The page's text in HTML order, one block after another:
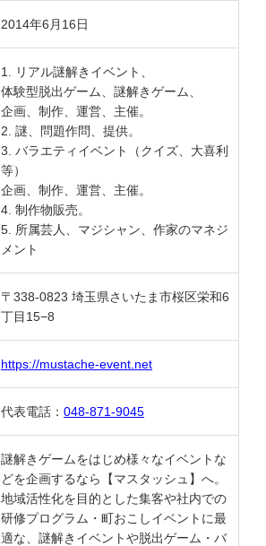
2014年6月16日
リアル謎解きイベント、
体験型脱出ゲーム、謎解きゲーム、
企画、制作、運営、主催。
謎、問題作問、提供。
バラエティイベント（クイズ、大喜利
等）
企画、制作、運営、主催。
制作物販売。
所属芸人、マジシャン、作家のマネジ
メント
〒338-0823 埼玉県さいたま市桜区栄和6
丁目15−8
https://mustache-event.net
代表電話： 048-871-9045
謎解きゲームをはじめ様々なイベントな
どを企画するなら【マスタッシュ】へ。
地域活性化を目的とした集客や社内での
研修プログラム・町おこしイベントに最
適な、謎解きイベントや脱出ゲーム・バ